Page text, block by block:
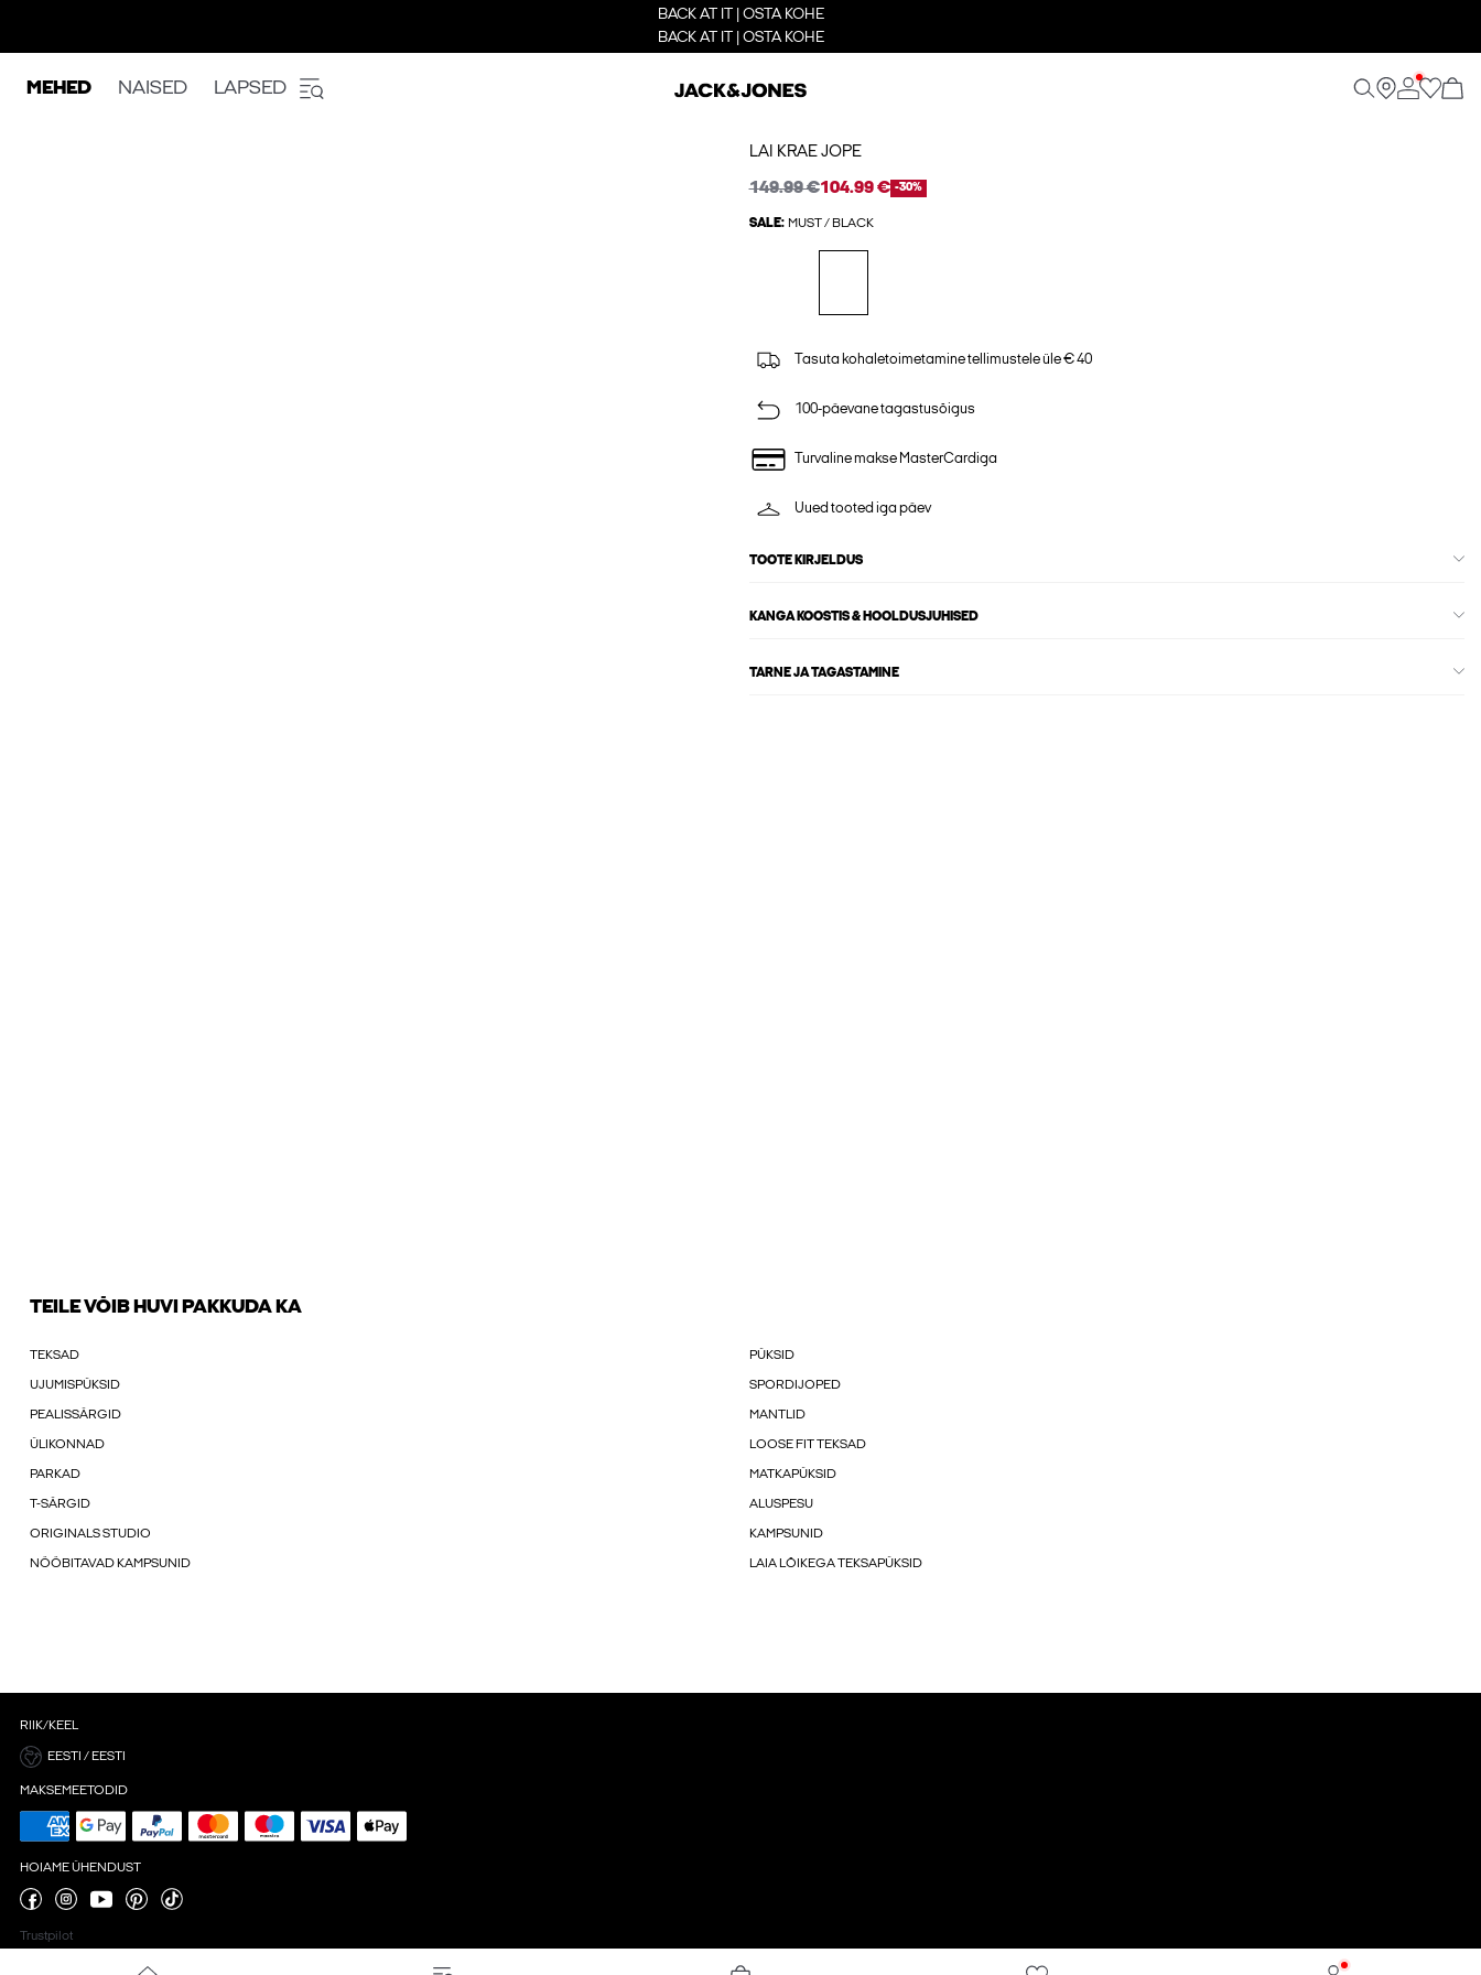
BACK AT IT | OSTA KOHE
BACK AT IT | OSTA KOHE
MEHED NAISED LAPSED
LAI KRAE JOPE
149.99 €104.99 € -30%
SALE: MUST / BLACK
Tasuta kohaletoimetamine tellimustele üle € 40
100-päevane tagastusõigus
Turvaline makse MasterCardiga
Uued tooted iga päev
TOOTE KIRJELDUS
KANGA KOOSTIS & HOOLDUSJUHISED
TARNE JA TAGASTAMINE
TEILE VÕIB HUVI PAKKUDA KA
TEKSAD PÜKSID
UJUMISPÜKSID SPORDIJOPED
PEALISSÄRGID MANTLID
ÜLIKONNAD LOOSE FIT TEKSAD
PARKAD MATKAPÜKSID
T-SÄRGID ALUSPESU
ORIGINALS STUDIO KAMPSUNID
NÖÖBITAVAD KAMPSUNID LAIA LÕIKEGA TEKSAPÜKSID
RIIK/KEEL
EESTI / EESTI
MAKSEMEETODID
HOIAME ÜHENDUST
Trustpilot